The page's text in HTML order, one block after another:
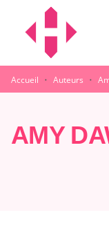
MENU
Accueil · Auteurs ·
AMY